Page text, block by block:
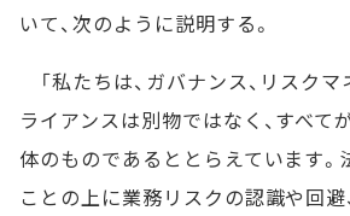
いて、次のように説明する。
「私たちは、ガバナンス、リスク
ライアンスは別物ではなく、すべて
体のものであるととらえています。
ことの上に業務リスクの認識や回